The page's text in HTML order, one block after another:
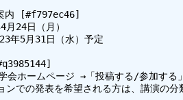
内 [#f797ec46]
24日（月）
年5月31日（水）予定
学会ホームページ →「投稿する/参加
での発表を希望される方は、講演の分